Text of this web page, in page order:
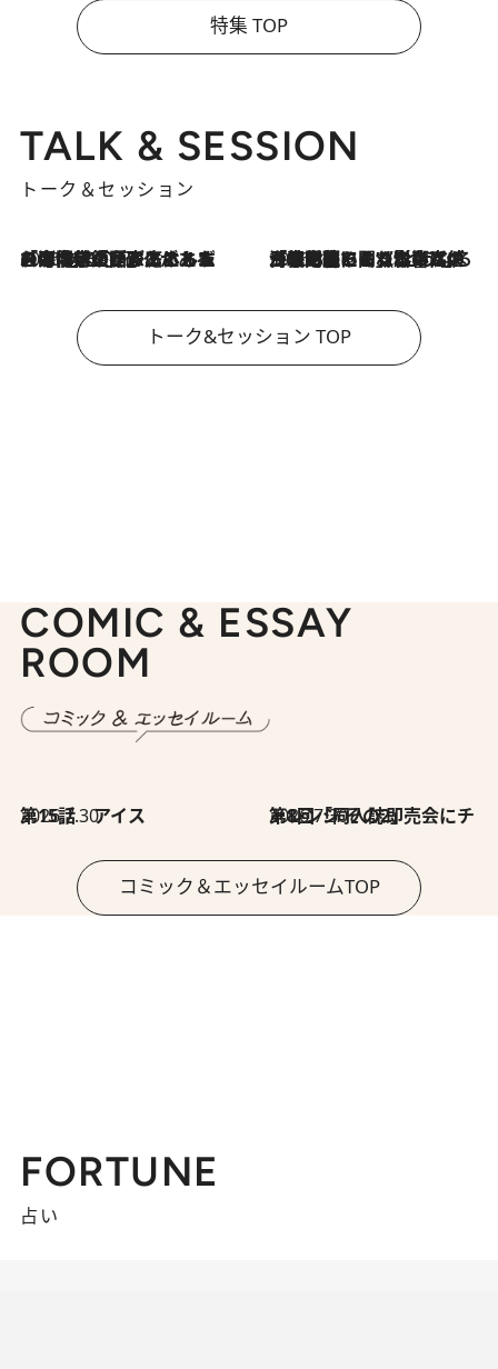
特集 TOP
TALK & SESSION
トーク＆セッション
2026.8.3
「今後値上げがあるとすれば…」「リスクがあるのは今年の冬」エネルギー専門家が語る、ホルムズ海峡封鎖が家庭にもたらす“ある心配” 2026.8.3
「住宅建てられない…」「サーチャージ料の高値が続いている」ホルムズ海峡封鎖による影響はいつまで続く？《エネルギー専門家に聞く“どうなる日本の暮らし”》
トーク&セッション TOP
COMIC & ESSAY
ROOM
2026.7.30
第15話 アイス 2026.7.30
第8回「同人誌即売会にチャレンジ その2」
コミック＆エッセイルームTOP
FORTUNE
占い